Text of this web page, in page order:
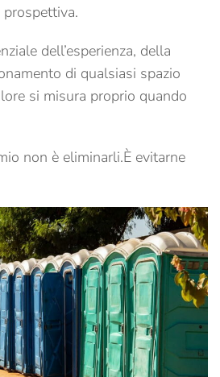
dell’esperienza, della
di qualsiasi spazio
si misura proprio quando
non è eliminarli.È evitarne